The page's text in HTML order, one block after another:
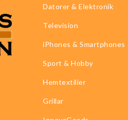
Datorer & Elektronik
Television
iPhones & Smartphones
Sport & Hobby
Hemtextilier
Grillar